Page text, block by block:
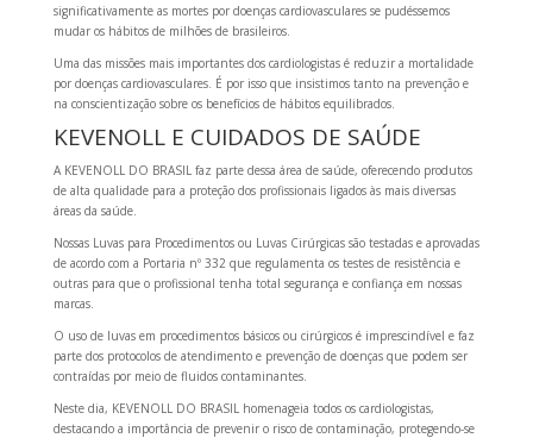
significativamente as mortes por doenças cardiovasculares se pudéssemos
mudar os hábitos de milhões de brasileiros.
Uma das missões mais importantes dos cardiologistas é reduzir a mortalidade
por doenças cardiovasculares. É por isso que insistimos tanto na prevenção e
na conscientização sobre os benefícios de hábitos equilibrados.
KEVENOLL E CUIDADOS DE SAÚDE
A KEVENOLL DO BRASIL faz parte dessa área de saúde, oferecendo produtos
de alta qualidade para a proteção dos profissionais ligados às mais diversas
áreas da saúde.
Nossas Luvas para Procedimentos ou Luvas Cirúrgicas são testadas e aprovadas
de acordo com a Portaria nº 332 que regulamenta os testes de resistência e
outras para que o profissional tenha total segurança e confiança em nossas
marcas.
O uso de luvas em procedimentos básicos ou cirúrgicos é imprescindível e faz
parte dos protocolos de atendimento e prevenção de doenças que podem ser
contraídas por meio de fluidos contaminantes.
Neste dia, KEVENOLL DO BRASIL homenageia todos os cardiologistas,
destacando a importância de prevenir o risco de contaminação, protegendo-se